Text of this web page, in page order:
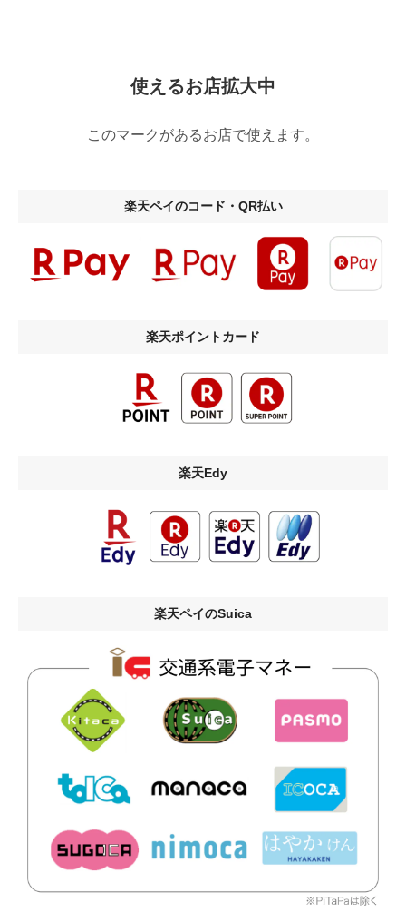
使えるお店拡大中
このマークがあるお店で使えます。
楽天ペイのコード・QR払い
楽天ポイントカード
楽天Edy
楽天ペイのSuica